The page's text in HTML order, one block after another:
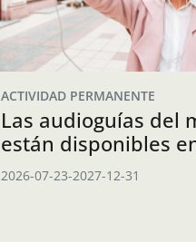
ACTIVIDAD PERMANENTE
Las audioguías del
están disponibles
2026-07-23-2027-12-31